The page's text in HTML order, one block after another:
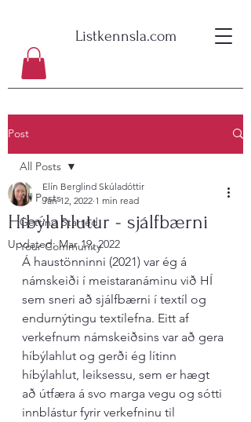
Listkennsla.com
Post
All Posts
Getting Started
Your Community
All Posts
Híbýlahlutur - sjálfbærni
Elín Berglind Skúladóttir
Jan 12, 2022 1 min read
Updated:Mar 19, 2022
Á haustönninni (2021) var ég á
námskeiði í meistaranáminu við HÍ
sem sneri að sjálfbærni í textíl og
endurnýtingu textílefna. Eitt af
verkefnum námskeiðsins var að gera
híbýlahlut og gerði ég lítinn
híbýlahlut, leiksessu, sem er hægt
að útfæra á svo marga vegu og sótti
innblástur fyrir verkefninu til